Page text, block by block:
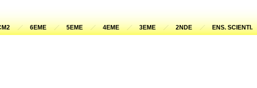
6EME 5EME 4EME 3EME 2NDE ENS. SCIENTI.